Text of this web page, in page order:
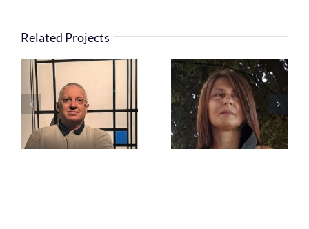
Related Projects
Franceschelli –
Vice-President
Rosario Zaccà –
Vice-President